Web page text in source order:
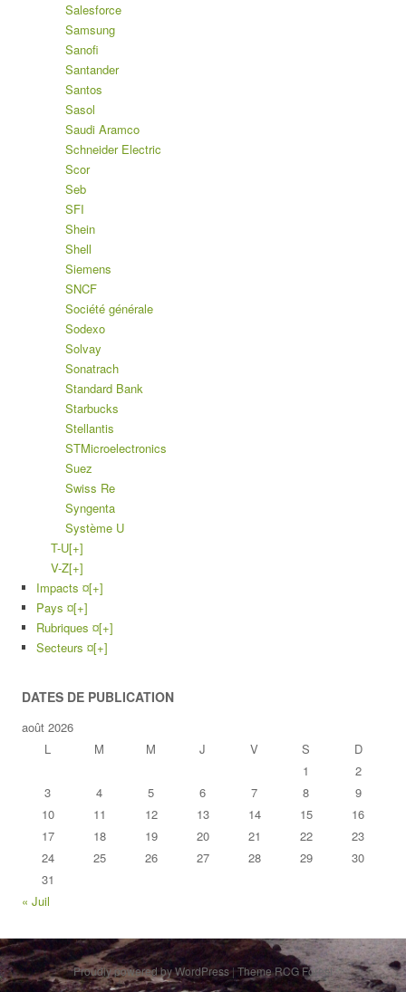
Salesforce
Samsung
Sanofi
Santander
Santos
Sasol
Saudi Aramco
Schneider Electric
Scor
Seb
SFI
Shein
Shell
Siemens
SNCF
Société générale
Sodexo
Solvay
Sonatrach
Standard Bank
Starbucks
Stellantis
STMicroelectronics
Suez
Swiss Re
Syngenta
Système U
T-U[+]
V-Z[+]
Impacts ¤[+]
Pays ¤[+]
Rubriques ¤[+]
Secteurs ¤[+]
DATES DE PUBLICATION
août 2026
L
M M J V S
D
1
2
3
4 5 6 7 8
9
10
11 12 13 14 15
16
17
18 19 20 21 22
23
24
25 26 27 28 29
30
31
« Juil
Proudly powered by WordPress|Theme RCG Forest